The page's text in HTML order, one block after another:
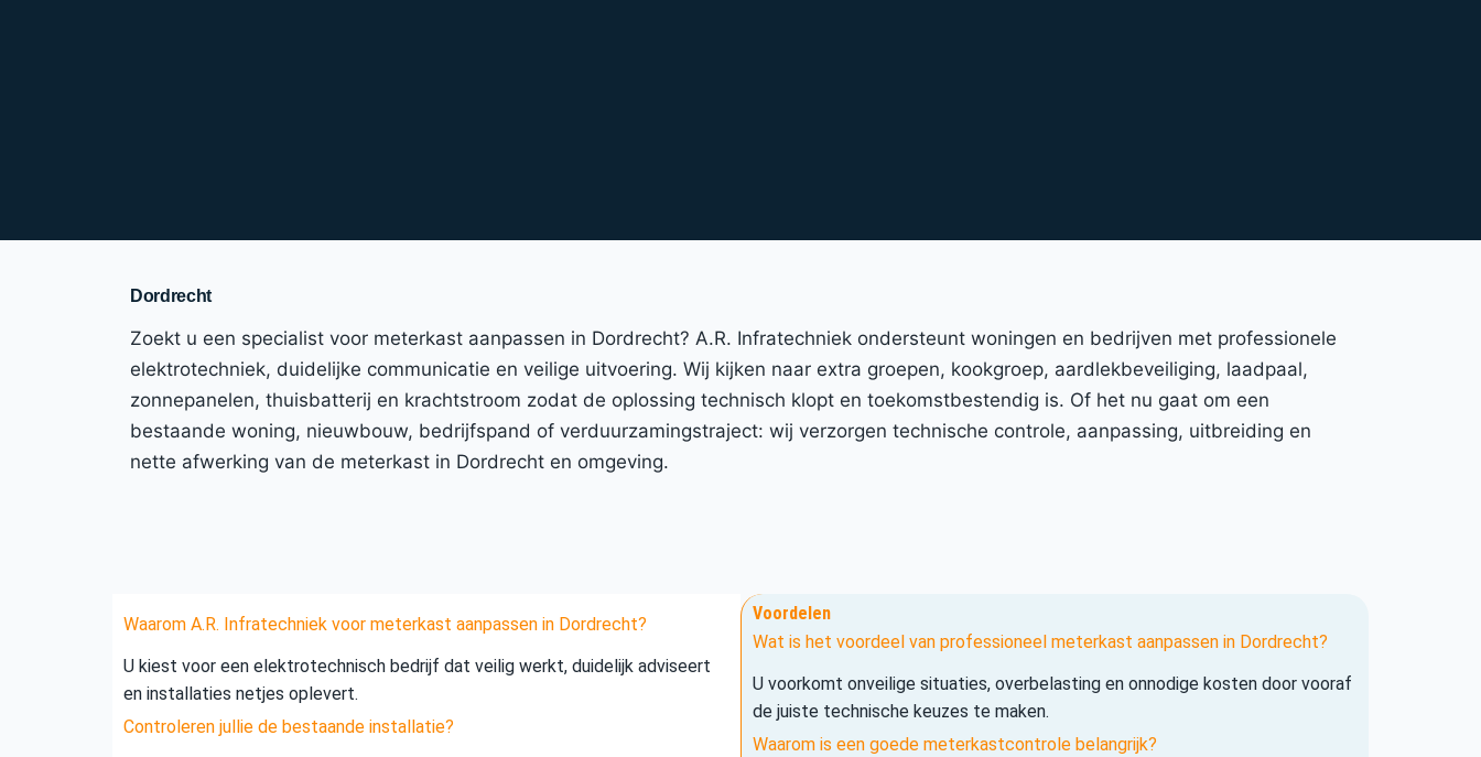
Dordrecht
Zoekt u een specialist voor meterkast aanpassen in Dordrecht? A.R. Infratechniek ondersteunt woningen en bedrijven met professionele
elektrotechniek, duidelijke communicatie en veilige uitvoering. Wij kijken naar extra groepen, kookgroep, aardlekbeveiliging, laadpaal,
zonnepanelen, thuisbatterij en krachtstroom zodat de oplossing technisch klopt en toekomstbestendig is. Of het nu gaat om een
bestaande woning, nieuwbouw, bedrijfspand of verduurzamingstraject: wij verzorgen technische controle, aanpassing, uitbreiding en
nette afwerking van de meterkast in Dordrecht en omgeving.
Waarom A.R. Infratechniek voor meterkast aanpassen in Dordrecht?
U kiest voor een elektrotechnisch bedrijf dat veilig werkt, duidelijk adviseert
en installaties netjes oplevert.
Controleren jullie de bestaande installatie?
Voordelen
Wat is het voordeel van professioneel meterkast aanpassen in Dordrecht?
U voorkomt onveilige situaties, overbelasting en onnodige kosten door vooraf
de juiste technische keuzes te maken.
Waarom is een goede meterkastcontrole belangrijk?